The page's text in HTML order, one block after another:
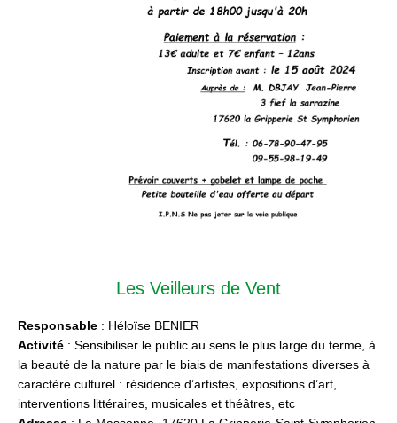
Les Veilleurs de Vent
Responsable : Héloïse BENIER
Activité : Sensibiliser le public au sens le plus large du terme, à
la beauté de la nature par le biais de manifestations diverses à
caractère culturel : résidence d’artistes, expositions d’art,
interventions littéraires, musicales et théâtres, etc